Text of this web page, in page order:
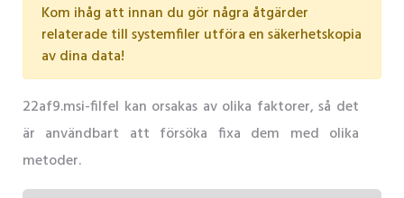
Kom ihåg att innan du gör några åtgärder
relaterade till systemfiler utföra en säkerhetskopia
av dina data!
22af9.msi-filfel kan orsakas av olika faktorer, så det
är användbart att försöka fixa dem med olika
metoder.